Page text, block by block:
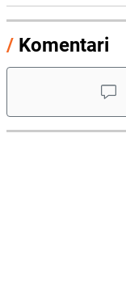
/ Komentari